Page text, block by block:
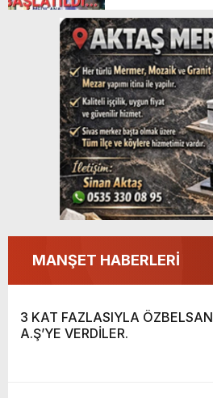
MANŞET HABERLERİ
3 KAT FAZLASIYLA ÖZBELSAN
A.Ş’YE VERDİLER.